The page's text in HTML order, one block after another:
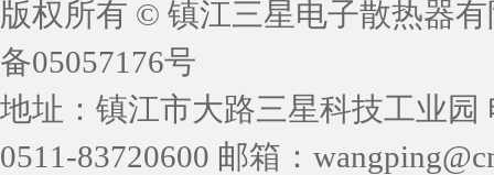
版权所有 © 镇江三星电子散热器
备05057176号
地址：镇江市大路三星科技工业园
0511-83720600 邮箱：